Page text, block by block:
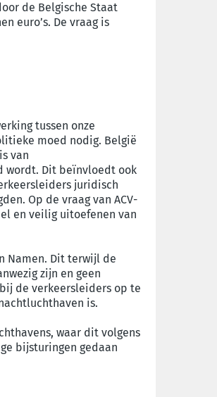
de Belgische Staat
euro’s. De vraag is
tussen onze
moed nodig. België
van
wordt. Dit beïnvloedt ook
juridisch
Op de vraag van ACV-
en veilig uitoefenen van
Namen. Dit terwijl de
zijn en geen
de verkeersleiders op te
is.
waar dit volgens
bijsturingen gedaan